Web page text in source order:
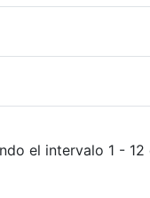
el intervalo 1 - 12